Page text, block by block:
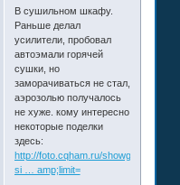
В сушильном шкафу.
Раньше делал
усилители, пробовал
автоэмали горячей
сушки, но
заморачиваться не стал,
аэрозолью получалось
не хуже. кому интересно
некоторые поделки
здесь:
http://foto.cqham.ru/showgallery.php?
si … amp;limit=